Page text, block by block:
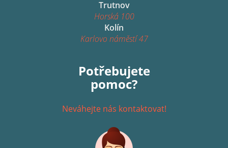
Trutnov
Horská 100
Kolín
Karlovo náměstí 47
Potřebujete
pomoc?
Neváhejte nás kontaktovat!